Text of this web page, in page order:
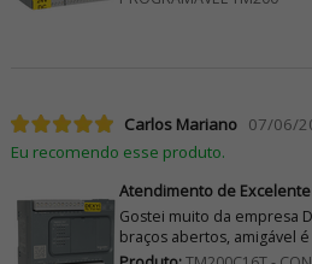
Carlos Mariano 07/06/
Eu recomendo esse produto.
Atendimento de Excelente
Gostei muito da empresa
braços abertos, amigável